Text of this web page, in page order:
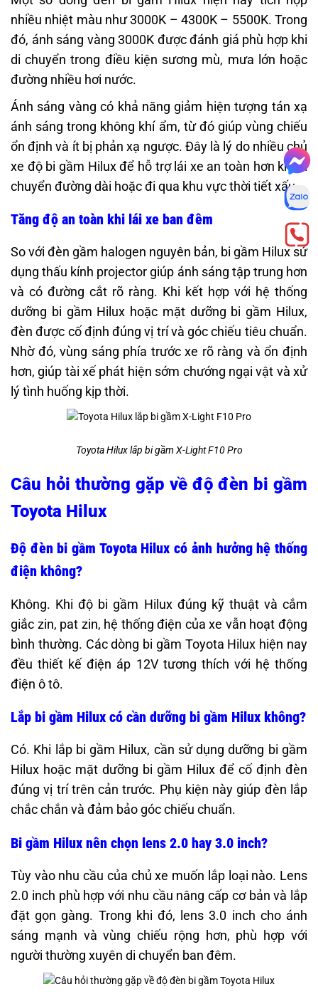
nhiều nhiệt màu như 3000K – 4300K – 5500K. Trong
đó, ánh sáng vàng 3000K được đánh giá phù hợp khi
di chuyển trong điều kiện sương mù, mưa lớn hoặc
đường nhiều hơi nước.
Ánh sáng vàng có khả năng giảm hiện tượng tán xạ
ánh sáng trong không khí ẩm, từ đó giúp vùng chiếu
ổn định và ít bị phản xạ ngược. Đây là lý do nhiều chủ
xe độ bi gầm Hilux để hỗ trợ lái xe an toàn hơn khi di
chuyển đường dài hoặc đi qua khu vực thời tiết xấu.
Tăng độ an toàn khi lái xe ban đêm
So với đèn gầm halogen nguyên bản, bi gầm Hilux sử
dụng thấu kính projector giúp ánh sáng tập trung hơn
và có đường cắt rõ ràng. Khi kết hợp với hệ thống
dưỡng bi gầm Hilux hoặc mặt dưỡng bi gầm Hilux,
đèn được cố định đúng vị trí và góc chiếu tiêu chuẩn.
Nhờ đó, vùng sáng phía trước xe rõ ràng và ổn định
hơn, giúp tài xế phát hiện sớm chướng ngại vật và xử
lý tình huống kịp thời.
Toyota Hilux lắp bi gầm X-Light F10 Pro
Câu hỏi thường gặp về độ đèn bi gầm
Toyota Hilux
Độ đèn bi gầm Toyota Hilux có ảnh hưởng hệ thống
điện không?
Không. Khi độ bi gầm Hilux đúng kỹ thuật và cắm
giắc zin, pat zin, hệ thống điện của xe vẫn hoạt động
bình thường. Các dòng bi gầm Toyota Hilux hiện nay
đều thiết kế điện áp 12V tương thích với hệ thống
điện ô tô.
Lắp bi gầm Hilux có cần dưỡng bi gầm Hilux không?
Có. Khi lắp bi gầm Hilux, cần sử dụng dưỡng bi gầm
Hilux hoặc mặt dưỡng bi gầm Hilux để cố định đèn
đúng vị trí trên cản trước. Phụ kiện này giúp đèn lắp
chắc chắn và đảm bảo góc chiếu chuẩn.
Bi gầm Hilux nên chọn lens 2.0 hay 3.0 inch?
Tùy vào nhu cầu của chủ xe muốn lắp loại nào. Lens
2.0 inch phù hợp với nhu cầu nâng cấp cơ bản và lắp
đặt gọn gàng. Trong khi đó, lens 3.0 inch cho ánh
sáng mạnh và vùng chiếu rộng hơn, phù hợp với
người thường xuyên di chuyển ban đêm.